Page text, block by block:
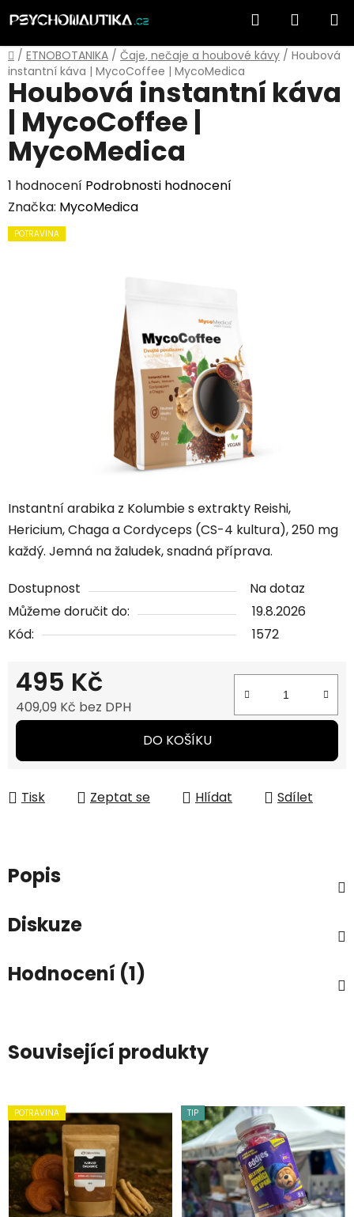
na
obsah
Hledat
KOŠÍK
Domů
/ ETNOBOTANIKA / Čaje, nečaje a houbové kávy / Houbová
instantní káva | MycoCoffee | MycoMedica
Instantní arabika z Kolumbie s extrakty Reishi,
Hericium, Chaga a Cordyceps (CS-4 kultura), 250 mg
každý. Jemná na žaludek, snadná příprava.
Dostupnost
Na dotaz
Můžeme doručit do:
19.8.2026
Kód:
1572
495 Kč
409,09 Kč bez DPH
Měrná cena:
DO KOŠÍKU
Tisk Zeptat se Hlídat Sdílet
Houbová instantní káva
| MycoCoffee |
MycoMedica
Průměrné
hodnocení
produktu
1 hodnocení Podrobnosti hodnocení
Značka: MycoMedica
POTRAVINA
Popis
Diskuze
Hodnocení (1)
Související produkty
POTRAVINA TIP